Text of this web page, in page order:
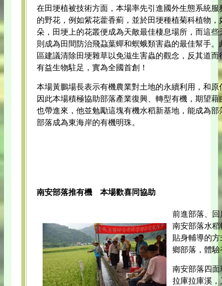
在田埂植被技術方面，本場率先引進國外生態系統
的野花，例如紫花藿香薊，並於田埂種植菊科植物
朵，田埂上的花叢便成為天敵最佳棲息場所，而這
則成為田間防治飛蝨葉蟬和螟蛾類害蟲的最佳幫手
區建議清除田埂雜草以免滋生害蟲的觀念，反其道
有益生物駐足，實為全國首創！
本場黃鵬場長表示有機農業對土地的永續利用，和
因此本場積極協助部落產業復興、轉型有機，期望
也帶進來，他並勉勵這塊有機水稻新基地，能成為
部落成為東海岸的有機明珠。
南安部落推有機 本場歡喜同協助
前進部落、
南安部落水
貼身輔導的
鄉部落，體
南安部落四
拉庫拉庫溪